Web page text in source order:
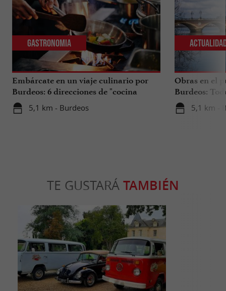
Embárcate en un viaje culinario por
Burdeos: 6 direcciones de "cocina
internacional"
5,1 km - Burdeos
Gastronomia
Obras en el
Burdeos:
tus viajes en
5,1 km -
TE GUSTARÁ TAMBIÉN